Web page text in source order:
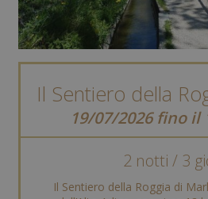
19/07/2026 fino il
2 notti / 3
Il Sentiero della Roggia di